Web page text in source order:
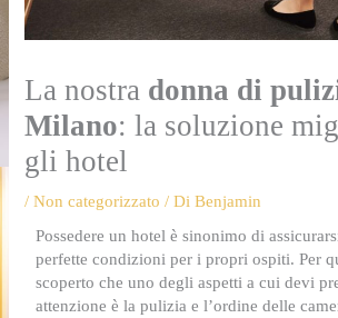
La nostra donna di
Milano: la soluzione
gli hotel
/Non categorizzato / DiBenjamin
Possedere un hotel è sinonimo di
perfette condizioni per i propri ospiti. Per
scoperto che uno degli aspetti a cui devi
attenzione è la pulizia e l’ordine delle